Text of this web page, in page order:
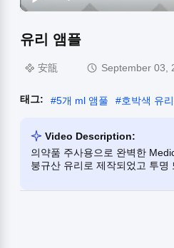
유리 앰플
安瓿 September 03,
태그: #5개 ml 앰풀 #호박색 유
Video Description:
의약품 주사용으로 완벽한
붕규산 유리로 제작되었고 투명